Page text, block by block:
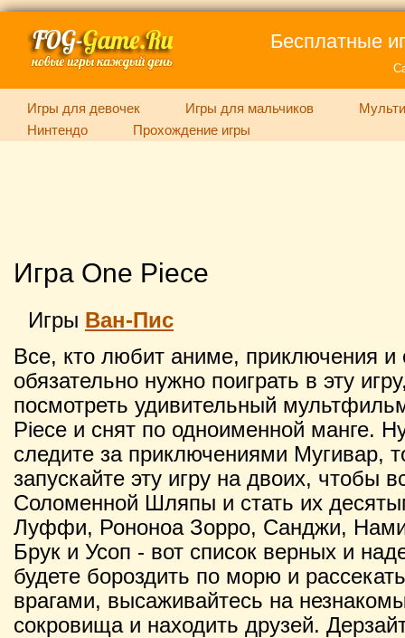
Бесплатные
Игры для девочек Игры для мальчиков
Нинтендо
Прохождение игры
Игра One Piece
Игры Ван-Пис
Все, кто любит аниме, приключения и
обязательно нужно поиграть в эту
посмотреть удивительный
Piece и снят по одноименной манге.
следите за приключениями Мугивар,
запускайте эту игру на двоих, чтобы
Соломенной Шляпы и стать их
Луффи, Рононоа Зорро, Санджи,
Брук и Усоп - вот список верных и
будете бороздить по морю и
врагами, высаживайтесь на
сокровища и находить друзей.